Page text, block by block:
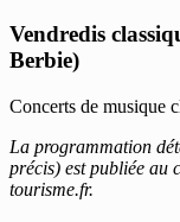
Vendredis
Berbie)
Concerts de musique
La programmation
précis) est publiée au
tourisme.fr.